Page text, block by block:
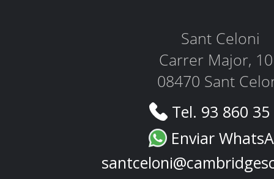
Sant Celoni
Carrer Major,
08470 Sant
Tel. 93 860
Enviar